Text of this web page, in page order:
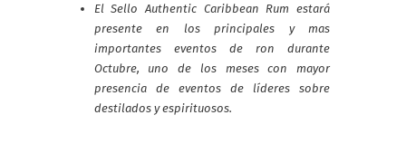
dI
n
El Sello Authentic Caribbean Rum estará
presente en los principales y mas
importantes eventos de ron durante
Octubre, uno de los meses con mayor
presencia de eventos de líderes sobre
destilados y espirituosos.